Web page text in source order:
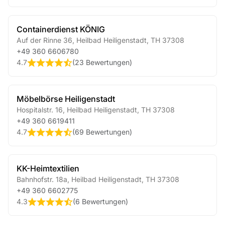
Containerdienst KÖNIG
Auf der Rinne 36 Heilbad Heiligenstadt TH 37308
+49 360 6606780
4.7
(23 Bewertungen)
Möbelbörse Heiligenstadt
Hospitalstr. 16 Heilbad Heiligenstadt TH 37308
+49 360 6619411
4.7
(69 Bewertungen)
KK-Heimtextilien
Bahnhofstr. 18a Heilbad Heiligenstadt TH 37308
+49 360 6602775
4.3
(6 Bewertungen)